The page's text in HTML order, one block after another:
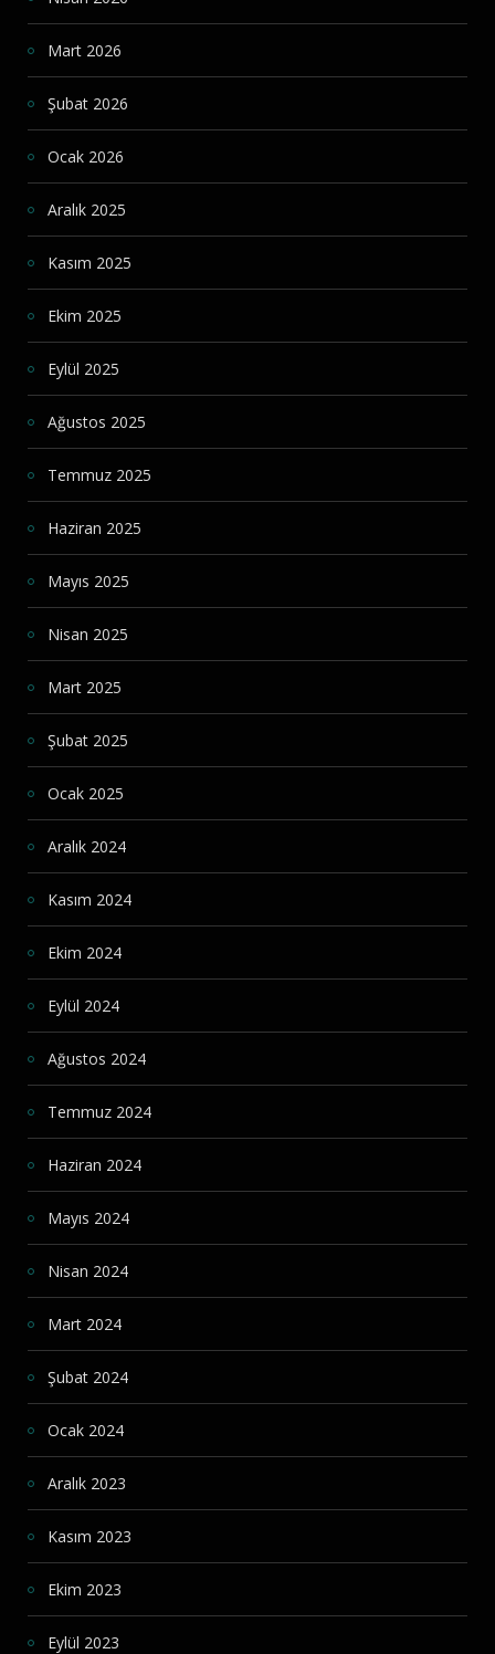
Mart 2026
Şubat 2026
Ocak 2026
Aralık 2025
Kasım 2025
Ekim 2025
Eylül 2025
Ağustos 2025
Temmuz 2025
Haziran 2025
Mayıs 2025
Nisan 2025
Mart 2025
Şubat 2025
Ocak 2025
Aralık 2024
Kasım 2024
Ekim 2024
Eylül 2024
Ağustos 2024
Temmuz 2024
Haziran 2024
Mayıs 2024
Nisan 2024
Mart 2024
Şubat 2024
Ocak 2024
Aralık 2023
Kasım 2023
Ekim 2023
Eylül 2023